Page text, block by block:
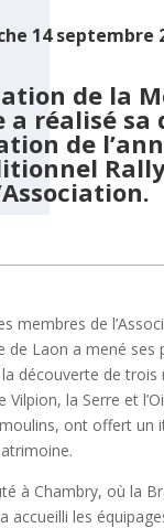
14 septembre
de la
a réalisé sa
de
membres de
de Laon a mené ses
découverte de trois
Vilpion, la Serre et
ont offert un
à Chambry, où la
accueilli les